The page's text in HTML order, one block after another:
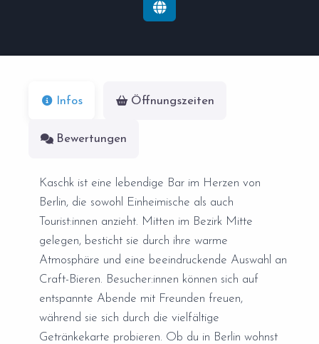
Infos Öffnungszeiten
Bewertungen
Kaschk ist eine lebendige Bar im Herzen von
Berlin, die sowohl Einheimische als auch
Tourist:innen anzieht. Mitten im Bezirk Mitte
gelegen, besticht sie durch ihre warme
Atmosphäre und eine beeindruckende Auswahl an
Craft-Bieren. Besucher:innen können sich auf
entspannte Abende mit Freunden freuen,
während sie sich durch die vielfältige
Getränkekarte probieren. Ob du in Berlin wohnst